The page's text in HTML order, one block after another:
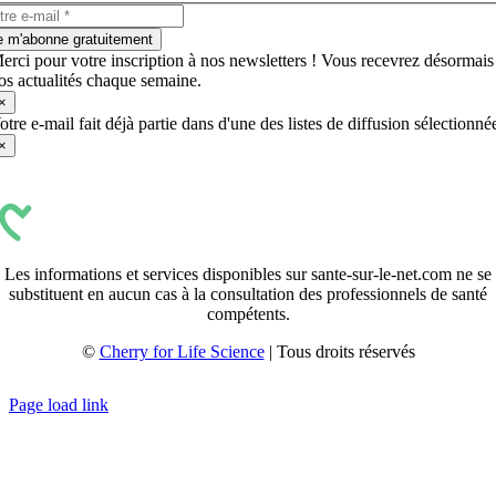
m'abonne gratuitement
pour votre inscription à nos newsletters ! Vous recevrez désormais
actualités chaque semaine.
e-mail fait déjà partie dans d'une des listes de diffusion
Les informations et services disponibles sur sante-sur-le-net.com ne se
substituent en aucun cas à la consultation des professionnels de santé
compétents.
© Cherry for Life Science| Tous droits réservés
Page load link